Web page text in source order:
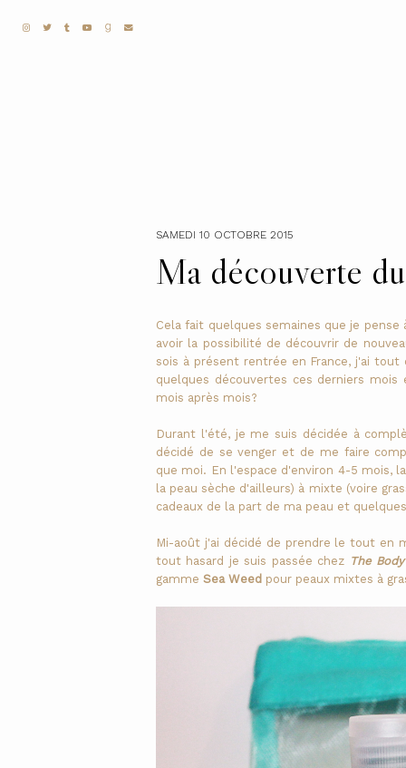
SAMEDI 10 OCTOBRE 2015
Ma découverte
Cela fait quelques semaines que je
avoir la possibilité de découvrir de
sois à présent rentrée en France, j'ai
quelques découvertes ces derniers
mois après mois?
Durant l'été, je me suis décidée à
décidé de se venger et de me faire
que moi. En l'espace d'environ 4-5 mois,
la peau sèche d'ailleurs) à mixte (voire
cadeaux de la part de ma peau et
Mi-août j'ai décidé de prendre le tout en
tout hasard je suis passée chez The
gamme Sea Weed pour peaux mixtes à